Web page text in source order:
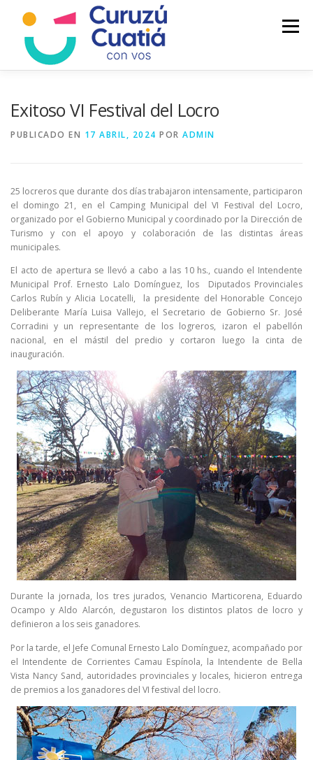
contenido
Menú
Exitoso VI Festival del Locro
PUBLICADO EN 17 ABRIL, 2024 POR ADMIN
25 locreros que durante dos días trabajaron intensamente, participaron
el domingo 21, en el Camping Municipal del VI Festival del Locro,
organizado por el Gobierno Municipal y coordinado por la Dirección de
Turismo y con el apoyo y colaboración de las distintas áreas
municipales.
El acto de apertura se llevó a cabo a las 10 hs., cuando el Intendente
Municipal Prof. Ernesto Lalo Domínguez, los Diputados Provinciales
Carlos Rubín y Alicia Locatelli, la presidente del Honorable Concejo
Deliberante María Luisa Vallejo, el Secretario de Gobierno Sr. José
Corradini y un representante de los logreros, izaron el pabellón
nacional, en el mástil del predio y cortaron luego la cinta de
inauguración.
Durante la jornada, los tres jurados, Venancio Marticorena, Eduardo
Ocampo y Aldo Alarcón, degustaron los distintos platos de locro y
definieron a los seis ganadores.
Por la tarde, el Jefe Comunal Ernesto Lalo Domínguez, acompañado por
el Intendente de Corrientes Camau Espínola, la Intendente de Bella
Vista Nancy Sand, autoridades provinciales y locales, hicieron entrega
de premios a los ganadores del VI festival del locro.